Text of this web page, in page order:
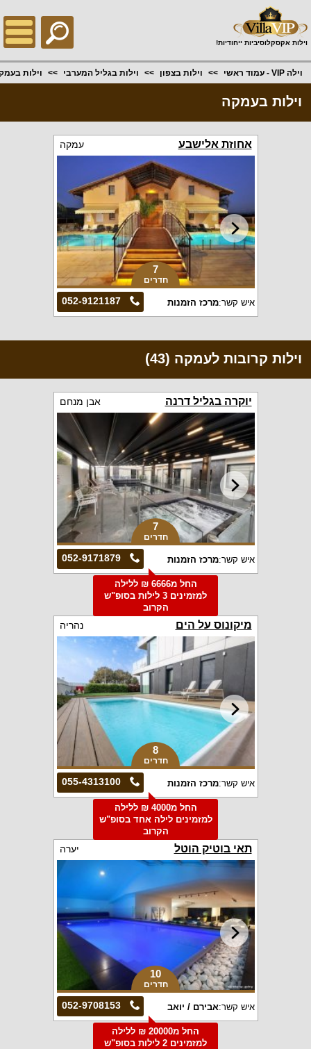
וילות אקסקלוסיביות ייחודיות!
וילה VIP - עמוד ראשי וילות בצפון וילות בגליל המערבי וילות
וילות בעמקה
אחוזת אלישבע עמקה
7
חדרים
052-9121187 איש קשר:מרכז הזמנות
וילות קרובות לעמקה (43)
יוקרה בגליל דרנה אבן מנחם
7
חדרים
052-9171879 איש קשר:מרכז הזמנות
החל מ6666 ₪ ללילה
למזמינים 3 לילות בסופ"ש
הקרוב
מיקונוס על הים נהריה
8
חדרים
055-4313100 איש קשר:מרכז הזמנות
החל מ4000 ₪ ללילה
למזמינים לילה אחד בסופ"ש
הקרוב
תאי בוטיק הוטל יערה
10
חדרים
052-9708153 איש קשר:אבירם / יואב
החל מ20000 ₪ ללילה
למזמינים 2 לילות בסופ"ש